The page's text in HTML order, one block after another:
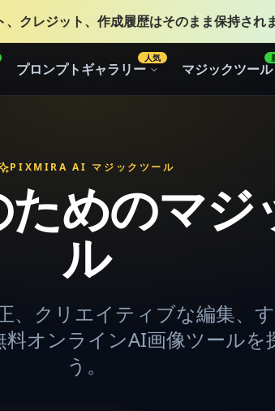
、クレジット、作成履歴はそのまま保持されま
プロンプトギャラリー
人気
マジックツール
PIXMIRA AI マジックツール
めのマジ
ル
、クリエイティブな編集、
オンラインAI画像ツールを
う。